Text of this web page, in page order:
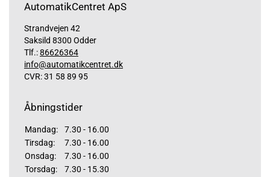
AutomatikCentret ApS
Strandvejen 42
Saksild 8300 Odder
Tlf.:86626364
info@automatikcentret.dk
CVR: 31 58 89 95
Åbningstider
Mandag:
7.30 - 16.00
Tirsdag:
7.30 - 16.00
Onsdag:
7.30 - 16.00
Torsdag:
7.30 - 15.30